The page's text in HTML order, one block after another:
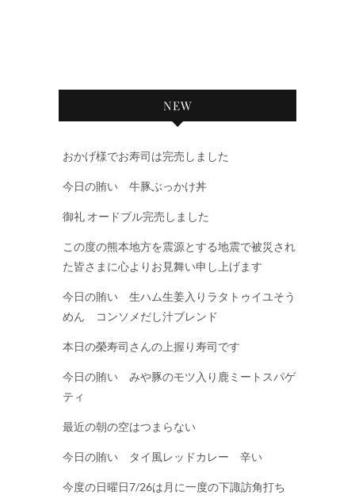
NEW
おかげ様でお寿司は完売しました
今日の賄い 牛豚ぶっかけ丼
御礼 オードブル完売しました
この度の熊本地方を震源とする地震で被災され
た皆さまに心よりお見舞い申し上げます
今日の賄い 生ハム生姜入りラタトゥイユそう
めん コンソメだし汁ブレンド
本日の榮寿司さんの上握り寿司です
今日の賄い みや豚のモツ入り鹿ミートスパゲ
ティ
最近の朝の空はつまらない
今日の賄い タイ風レッドカレー 辛い
今度の日曜日7/26は月に一度の下諏訪角打ち